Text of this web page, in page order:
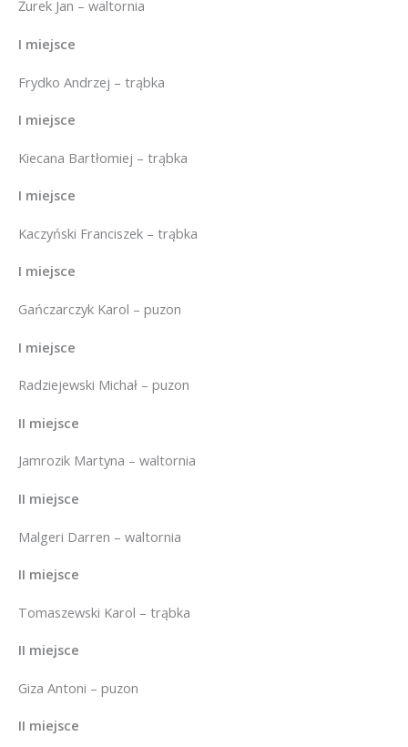
Żurek Jan – waltornia
I miejsce
Frydko Andrzej – trąbka
I miejsce
Kiecana Bartłomiej – trąbka
I miejsce
Kaczyński Franciszek – trąbka
I miejsce
Gańczarczyk Karol – puzon
I miejsce
Radziejewski Michał – puzon
II miejsce
Jamrozik Martyna – waltornia
II miejsce
Malgeri Darren – waltornia
II miejsce
Tomaszewski Karol – trąbka
II miejsce
Giza Antoni – puzon
II miejsce